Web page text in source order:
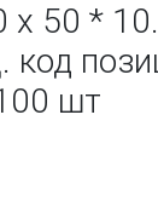
50 *
код
шт